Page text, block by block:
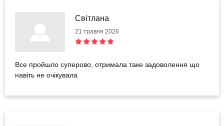
Світлана
21 травня 2026
Все пройшло суперово, отримала таке задоволення що
навіть не очікувала